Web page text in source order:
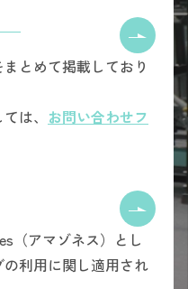
とめて掲載しており
は、 お問い合わせフ
（アマゾネス）とし
利用に関し適用され